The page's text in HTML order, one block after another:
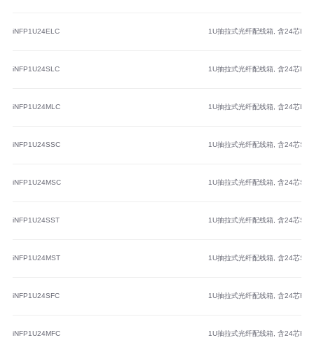
iNFP1U24ELC 1U抽拉式光纤配线箱, 含24芯LC
iNFP1U24SLC 1U抽拉式光纤配线箱, 含24芯LC
iNFP1U24MLC 1U抽拉式光纤配线箱, 含24芯LC
iNFP1U24SSC 1U抽拉式光纤配线箱, 含24芯SC
iNFP1U24MSC 1U抽拉式光纤配线箱, 含24芯SC
iNFP1U24SST 1U抽拉式光纤配线箱, 含24芯ST
iNFP1U24MST 1U抽拉式光纤配线箱, 含24芯ST
iNFP1U24SFC 1U抽拉式光纤配线箱, 含24芯FC
iNFP1U24MFC 1U抽拉式光纤配线箱, 含24芯FC